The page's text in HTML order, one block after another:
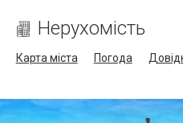
Нерухомість
Карта міста Погода